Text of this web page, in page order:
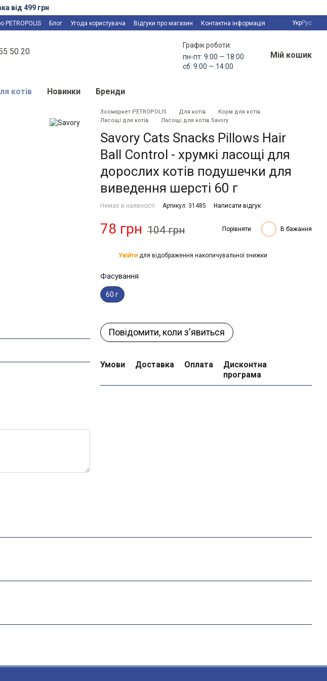
від 499 грн
PETROPOLIS Блог Угода користувача Відгуки про магазин Контактна інформація УкрРус
50 20
Графік роботи:
пн-пт: 9:00 — 18:00
сб: 9:00 — 14:00
Мій кошик
котів Новинки Бренди
Зоомаркет PETROPOLIS Для котів
Корм для котів
Ласощі для котів
Ласощі для котів Savory
Savory Cats Snacks Pillows Hair
Ball Control - хрумкі ласощі для
дорослих котів подушечки для
виведення шерсті 60 г
Немає в наявності Артикул: 31485 Написати відгук
78 грн 104 грн Порівняти В бажання
Увійти для відображення накопичувальної знижки
Фасування
60 г
Повідомити, коли з'явиться
Умови Доставка Оплата
Дисконтна
програма